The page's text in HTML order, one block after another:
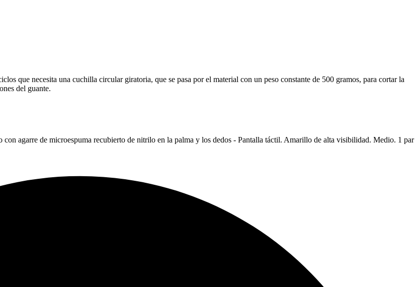
que necesita una cuchilla circular giratoria, que se pasa por el material con un peso constante de 500 gramos, para cortar la
del guante.
agarre de microespuma recubierto de nitrilo en la palma y los dedos - Pantalla táctil. Amarillo de alta visibilidad. Medio. 1 par